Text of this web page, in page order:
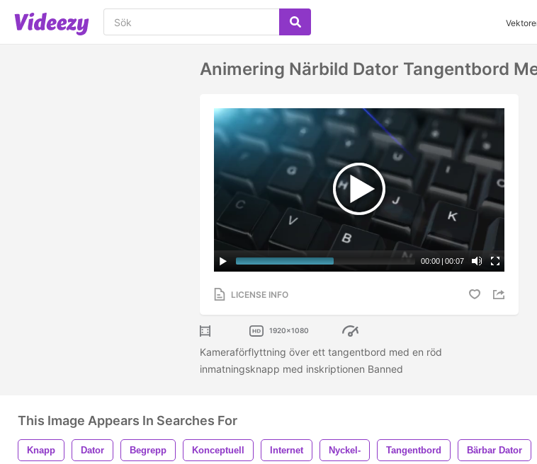
Animering Närbild Dator Tangentbord
00:00 | 00:07
LICENSE INFO
1920x1080
Kameraförflyttning över ett tangentbord med en röd
inmatningsknapp med inskriptionen Banned
This Image Appears In Searches For
Knapp Dator Begrepp Konceptuell Internet Nyckel- Tangentbord Bärbar Dator